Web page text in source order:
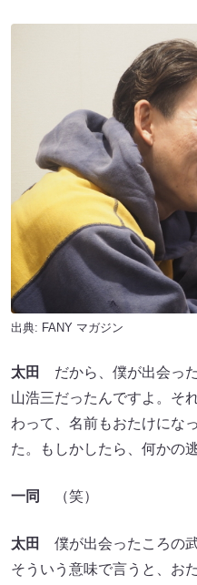
出典: FANY マガジン
太田
だから、僕が出会っ
山浩三だったんですよ。そ
わって、名前もおたけにな
た。もしかしたら、何かの
一同 （笑）
太田
僕が出会ったころの
そういう意味で言うと、お